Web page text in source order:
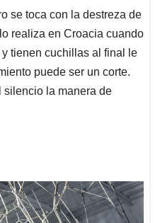
se toca con la destreza de
realiza en Croacia cuando
tienen cuchillas al final le
puede ser un corte.
silencio la manera de